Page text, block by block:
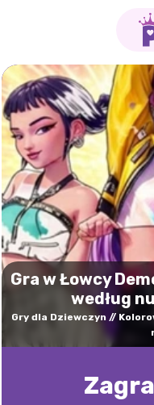
Gra w Łowcy
według
Gry dla Dziewczyn